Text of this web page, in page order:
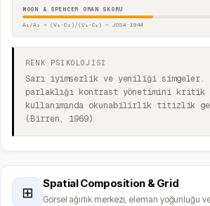
MOON & SPENCER ORAN SKORU
A₁/A₂ = (V₂·C₂)/(V₁·C₁) — JOSA 1944
RENK PSİKOLOJİSİ
Sarı iyimserlik ve yeniliği simgeler.
parlaklığı kontrast yönetimini kritik
kullanımında okunabilirlik titizlik
(Birren, 1969)
⊞
Spatial Composition & Grid
Görsel ağırlık merkezi, eleman yoğunluğu